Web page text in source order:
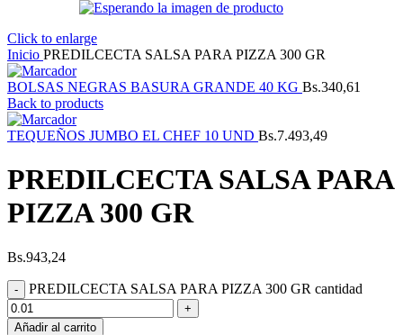
Click to enlarge
Inicio PREDILCECTA SALSA PARA PIZZA 300 GR
BOLSAS NEGRAS BASURA GRANDE 40 KG Bs.340,61
Back to products
TEQUEÑOS JUMBO EL CHEF 10 UND Bs.7.493,49
PREDILCECTA SALSA PARA
PIZZA 300 GR
Bs.943,24
PREDILCECTA SALSA PARA PIZZA 300 GR cantidad
Añadir al carrito